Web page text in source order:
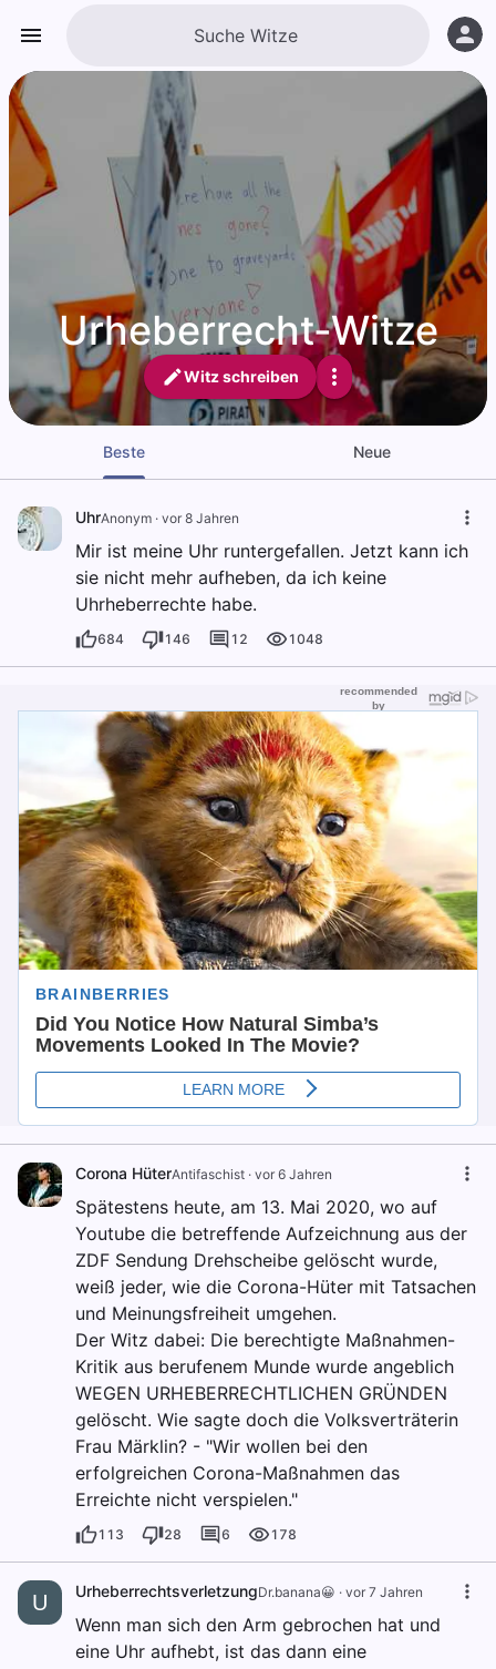
Urheberrecht-Witze
Witz schreiben
Beste Neue
UhrAnonym · vor 8 Jahren
Mir ist meine Uhr runtergefallen. Jetzt kann ich
sie nicht mehr aufheben, da ich keine
Uhrheberrechte habe.
684 146 12 1048
Corona HüterAntifaschist · vor 6 Jahren
Spätestens heute, am 13. Mai 2020, wo auf
Youtube die betreffende Aufzeichnung aus der
ZDF Sendung Drehscheibe gelöscht wurde,
weiß jeder, wie die Corona-Hüter mit Tatsachen
und Meinungsfreiheit umgehen.
Der Witz dabei: Die berechtigte Maßnahmen-
Kritik aus berufenem Munde wurde angeblich
WEGEN URHEBERRECHTLICHEN GRÜNDEN
gelöscht. Wie sagte doch die Volksverträterin
Frau Märklin? - "Wir wollen bei den
erfolgreichen Corona-Maßnahmen das
Erreichte nicht verspielen."
113 28 6 178
U UrheberrechtsverletzungDr.banana😀 · vor 7 Jahren
Wenn man sich den Arm gebrochen hat und
eine Uhr aufhebt, ist das dann eine